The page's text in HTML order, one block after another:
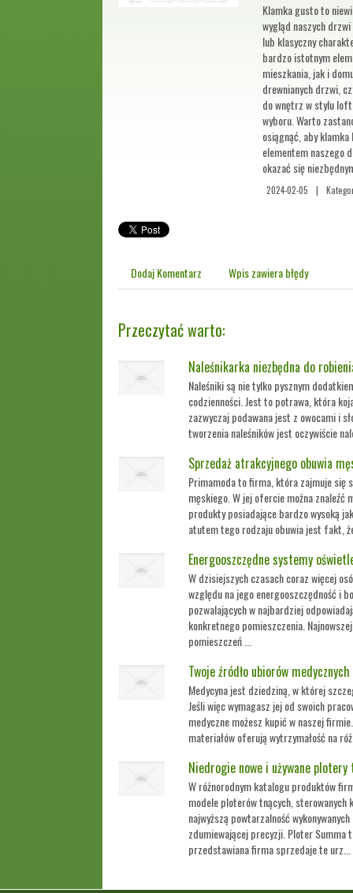
Klamka gusto to
wygląd naszych
lub klasyczny
bardzo istotnym
mieszkania, jak i
drewnianych drzwi,
do wnętrz w stylu
wyboru. Warto
osiągnąć, aby
elementem naszego
okazać się
2024-02-05 |
Dodaj Komentarz Wpis zawiera błędy
Przeczytać warto:
Naleśnikarka niezbędna do
Naleśniki są nie tylko pysznym
codzienności. Jest to potrawa, która
zazwyczaj podawana jest z owocami i
tworzenia naleśników jest oczywiście
Sprzedaż atrakcyjnego obuwia
Primamoda to firma, która zajmuje się
męskiego. W jej ofercie można znaleźć
produkty posiadające bardzo wysoką
atutem tego rodzaju obuwia jest fakt,
Energooszczędne systemy
W dzisiejszych czasach coraz więcej
względu na jego energooszczędność i
pozwalających w najbardziej
konkretnego pomieszczenia.
pomieszczeń ...
Twoje źródło ubiorów medycznych
Medycyna jest dziedziną, w której
Jeśli więc wymagasz jej od swoich
medyczne możesz kupić w naszej
materiałów oferują wytrzymałość na
Niedrogie nowe i używane plotery
W różnorodnym katalogu produktów
modele ploterów tnących, sterowanych
najwyższą powtarzalność
zdumiewającej precyzji. Ploter Summa
przedstawiana firma sprzedaje te urz...